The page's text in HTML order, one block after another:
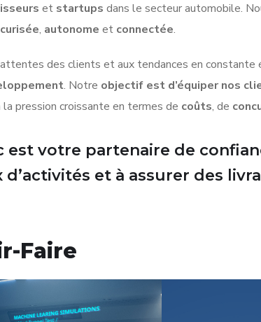
et startups dans le secteur automobile.
, autonome et connectée.
des clients et aux tendances en
. Notre objectif est d’équiper nos
pression croissante en termes de coûts, de
est votre partenaire de
d’activités et à assurer des
Faire